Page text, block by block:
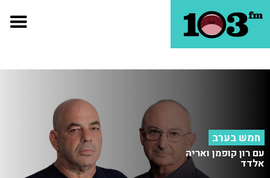
חמש בערב
עם רון קופמן ואריה
אלדד